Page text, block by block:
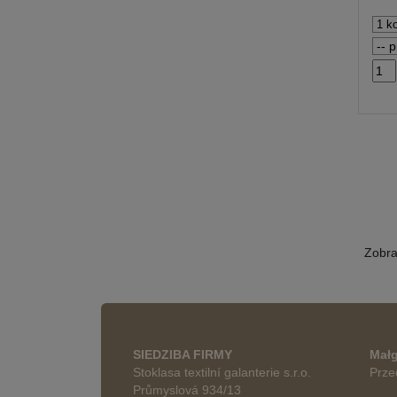
SIEDZIBA FIRMY
Stoklasa textilní galanterie s.r.o.
Průmyslová 934/13